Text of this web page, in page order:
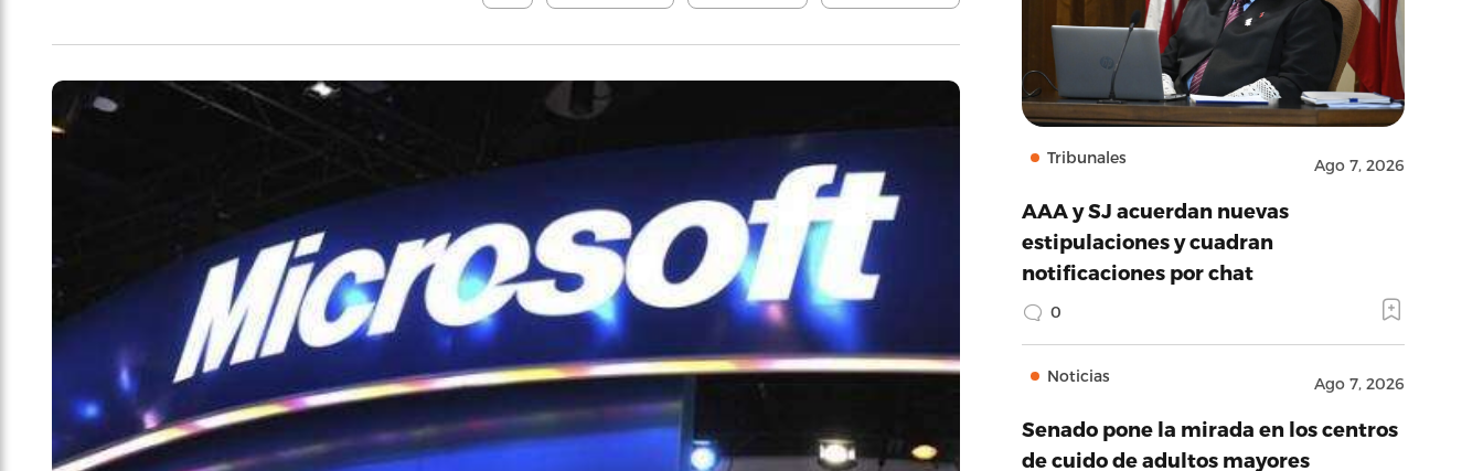
Tribunales Ago 7, 2026
AAA y SJ acuerdan nuevas
estipulaciones y cuadran
notificaciones por chat
0
Noticias Ago 7, 2026
Senado pone la mirada en los centros
de cuido de adultos mayores